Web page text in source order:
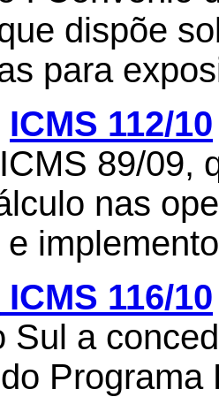
dispõe
para
ICMS 112/10
89/09,
nas
ICMS 116/10
Sul a
Programa